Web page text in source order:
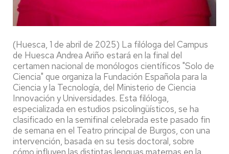
(Huesca, 1 de abril de 2025) La filóloga del Campus
de Huesca Andrea Ariño estará en la final del
certamen nacional de monólogos científicos "Solo de
Ciencia" que organiza la Fundación Española para la
Ciencia y la Tecnología, del Ministerio de Ciencia
Innovación y Universidades. Esta filóloga,
especializada en estudios psicolingüísticos, se ha
clasificado en la semifinal celebrada este pasado fin
de semana en el Teatro principal de Burgos, con una
intervención, basada en su tesis doctoral, sobre